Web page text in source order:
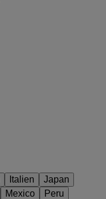
Italien
Japan
Mexico
Peru